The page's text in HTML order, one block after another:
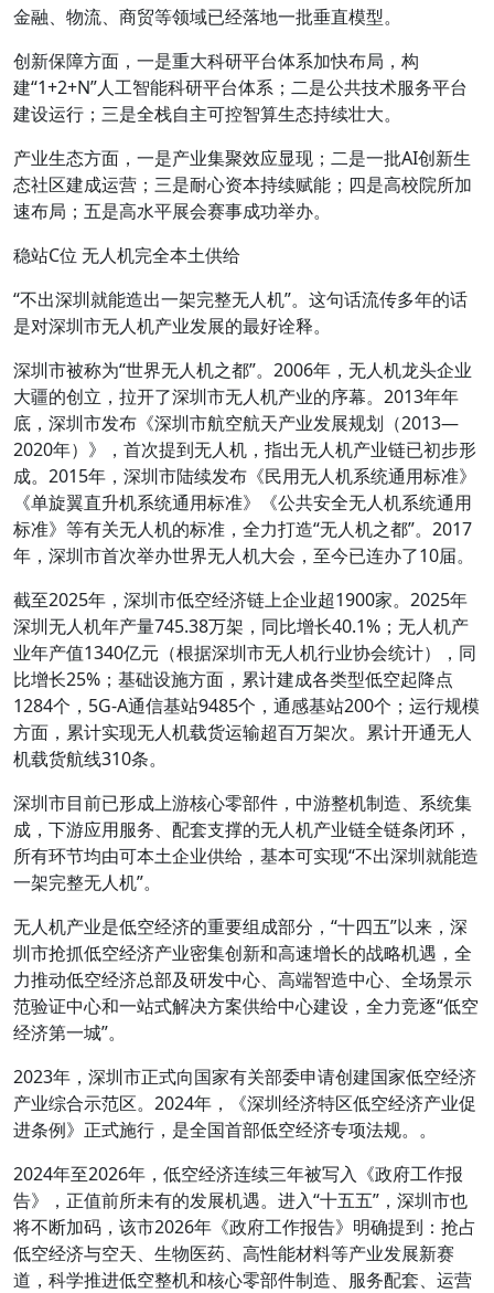
金融、物流、商贸等领域已经落地一批垂直模型。
创新保障方面，一是重大科研平台体系加快布局，构
建“1+2+N”人工智能科研平台体系；二是公共技术服务平台
建设运行；三是全栈自主可控智算生态持续壮大。
产业生态方面，一是产业集聚效应显现；二是一批AI创新生
态社区建成运营；三是耐心资本持续赋能；四是高校院所加
速布局；五是高水平展会赛事成功举办。
稳站C位 无人机完全本土供给
“不出深圳就能造出一架完整无人机”。这句话流传多年的话
是对深圳市无人机产业发展的最好诠释。
深圳市被称为“世界无人机之都”。2006年，无人机龙头企业
大疆的创立，拉开了深圳市无人机产业的序幕。2013年年
底，深圳市发布《深圳市航空航天产业发展规划（2013—
2020年）》，首次提到无人机，指出无人机产业链已初步形
成。2015年，深圳市陆续发布《民用无人机系统通用标准》
《单旋翼直升机系统通用标准》《公共安全无人机系统通用
标准》等有关无人机的标准，全力打造“无人机之都”。2017
年，深圳市首次举办世界无人机大会，至今已连办了10届。
截至2025年，深圳市低空经济链上企业超1900家。2025年
深圳无人机年产量745.38万架，同比增长40.1%；无人机产
业年产值1340亿元（根据深圳市无人机行业协会统计），同
比增长25%；基础设施方面，累计建成各类型低空起降点
1284个，5G-A通信基站9485个，通感基站200个；运行规模
方面，累计实现无人机载货运输超百万架次。累计开通无人
机载货航线310条。
深圳市目前已形成上游核心零部件，中游整机制造、系统集
成，下游应用服务、配套支撑的无人机产业链全链条闭环，
所有环节均由可本土企业供给，基本可实现“不出深圳就能造
一架完整无人机”。
无人机产业是低空经济的重要组成部分，“十四五”以来，深
圳市抢抓低空经济产业密集创新和高速增长的战略机遇，全
力推动低空经济总部及研发中心、高端智造中心、全场景示
范验证中心和一站式解决方案供给中心建设，全力竞逐“低空
经济第一城”。
2023年，深圳市正式向国家有关部委申请创建国家低空经济
产业综合示范区。2024年，《深圳经济特区低空经济产业促
进条例》正式施行，是全国首部低空经济专项法规。。
2024年至2026年，低空经济连续三年被写入《政府工作报
告》，正值前所未有的发展机遇。进入“十五五”，深圳市也
将不断加码，该市2026年《政府工作报告》明确提到：抢占
低空经济与空天、生物医药、高性能材料等产业发展新赛
道，科学推进低空整机和核心零部件制造、服务配套、运营